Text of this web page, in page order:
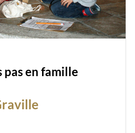
en famille